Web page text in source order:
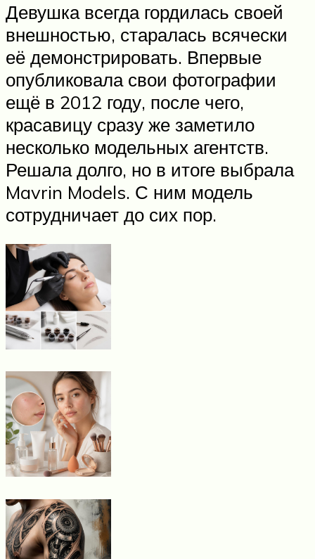
Девушка всегда гордилась своей
внешностью, старалась всячески
её демонстрировать. Впервые
опубликовала свои фотографии
ещё в 2012 году, после чего,
красавицу сразу же заметило
несколько модельных агентств.
Решала долго, но в итоге выбрала
Mavrin Models. С ним модель
сотрудничает до сих пор.